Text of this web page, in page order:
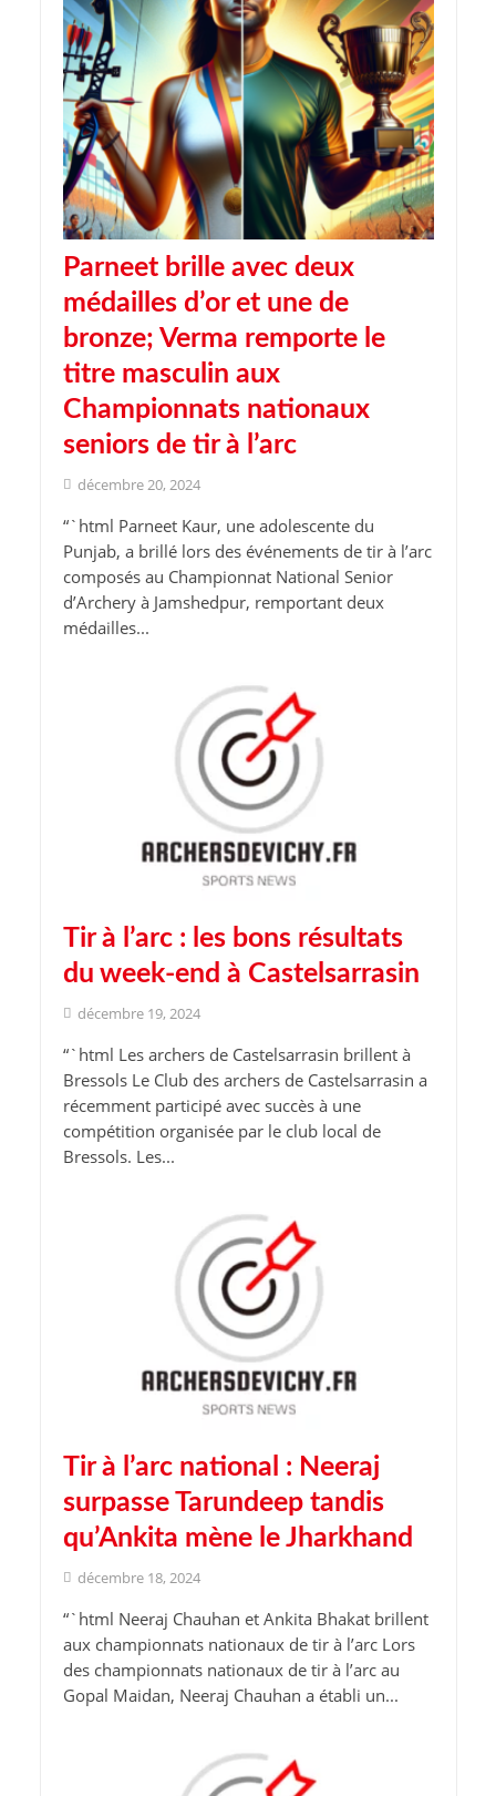
Parneet brille avec deux
médailles d’or et une de
bronze; Verma remporte le
titre masculin aux
Championnats nationaux
seniors de tir à l’arc
décembre 20, 2024
“`html Parneet Kaur, une adolescente du
Punjab, a brillé lors des événements de tir à l’arc
composés au Championnat National Senior
d’Archery à Jamshedpur, remportant deux
médailles...
Tir à l’arc : les bons résultats
du week-end à Castelsarrasin
décembre 19, 2024
“`html Les archers de Castelsarrasin brillent à
Bressols Le Club des archers de Castelsarrasin a
récemment participé avec succès à une
compétition organisée par le club local de
Bressols. Les...
Tir à l’arc national : Neeraj
surpasse Tarundeep tandis
qu’Ankita mène le Jharkhand
décembre 18, 2024
“`html Neeraj Chauhan et Ankita Bhakat brillent
aux championnats nationaux de tir à l’arc Lors
des championnats nationaux de tir à l’arc au
Gopal Maidan, Neeraj Chauhan a établi un...